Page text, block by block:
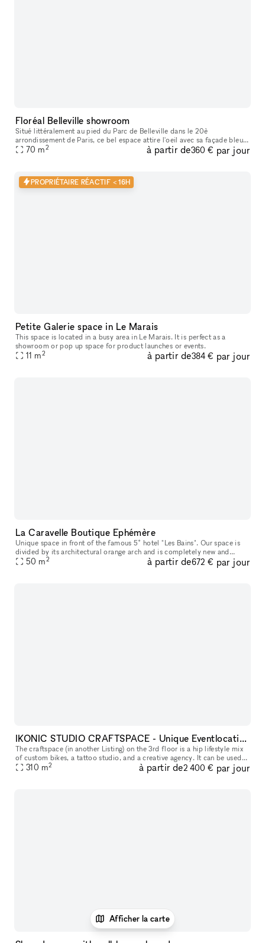
Floréal Belleville showroom
Situé littéralement au pied du Parc de Belleville dans le 20è
arrondissement de Paris, ce bel espace attire l'oeil avec sa façade bleue
turquoise. Idéal pour un pop-up store ou lancement de produit.
70 m2 à partir de360 € par jour
PROPRIÉTAIRE RÉACTIF < 16H
Petite Galerie space in Le Marais
This space is located in a busy area in Le Marais. It is perfect as a
showroom or pop up space for product launches or events.
11 m2 à partir de384 € par jour
La Caravelle Boutique Ephémère
Unique space in front of the famous 5* hotel "Les Bains". Our space is
divided by its architectural orange arch and is completely new and
renovated ! Ideal for popups/showroom
50 m2 à partir de672 € par jour
IKONIC STUDIO CRAFTSPACE - Unique Eventlocation
The craftspace (in another Listing) on the 3rd floor is a hip lifestyle mix
of custom bikes, a tattoo studio, and a creative agency. It can be used
as a film studio with cool motifs or for special ev
310 m2 à partir de2 400 € par jour
Afficher la carte